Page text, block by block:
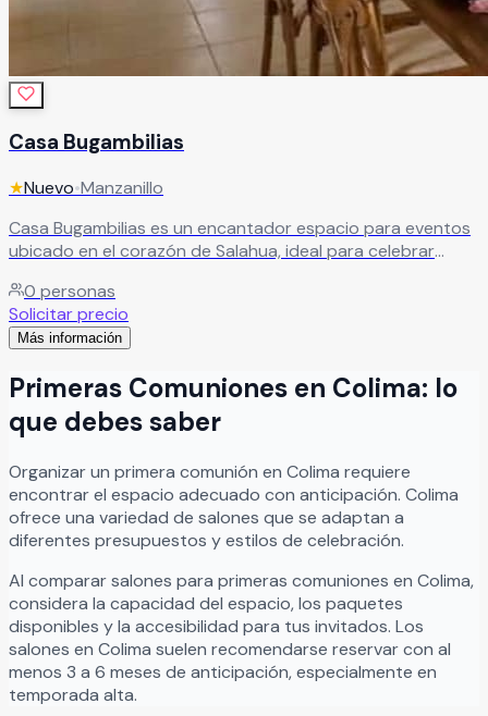
Casa Bugambilias
★Nuevo•Manzanillo
Casa Bugambilias es un encantador espacio para eventos
ubicado en el corazón de Salahua, ideal para celebrar
acogedor. El recinto cuenta con una amplia terraza frente
a hermosos jardines, creando el escenario perfecto para
bodas, XV años, aniversarios, cumpleaños, reuniones
Bugambilias cada evento se disfruta en un entorno lleno
de tranquilidad, belleza natural y excelente ambiente,
ofreciendo espacios ideales para compartir experiencias
0 personas
Solicitar precio
Más información
Primeras Comuniones en Colima: lo
que debes saber
Organizarun primera comunión en Colima requiere
encontrar el espacio adecuado con anticipación. Colima
ofrece una variedad de salones que se adaptan a
diferentes presupuestos y estilos de celebración.
Al comparar salones para primeras comuniones en Colima,
considera la capacidad del espacio, los paquetes
disponibles y la accesibilidad para tus invitados. Los
salones en Colima suelen recomendarse reservar con al
menos 3 a 6 meses de anticipación, especialmente en
temporada alta.